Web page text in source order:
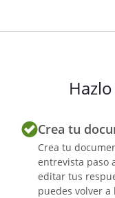
Crea tu
Crea tu
entrevista paso
editar tus
puedes volver a